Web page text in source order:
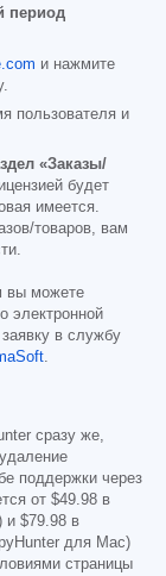
период
и нажмите
пользователя и
«Заказы/
будет
имеется.
товаров, вам
вы можете
электронной
в службу
.
сразу же,
поддержки через
от $49.98 в
и $79.98 в
для Mac)
страницы